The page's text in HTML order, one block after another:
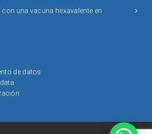
con una vacuna hexavalente en
de datos